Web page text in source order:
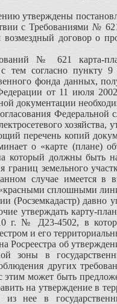
утверждены
с Требованиями №
договор о
№ 621 карта-
тем согласно пункту
фонда данных,
от 11 июля
документации
перечень копий
о «карте (плане)
который должны быть
границ земельного
случае имеет­ся в
сплошными
(Росземкадастр)
утверждать кар­ту-
г. № Д23-4502, в
и его
Росреестра об
зоны в
других
может быть
на утверждение в
из нее в